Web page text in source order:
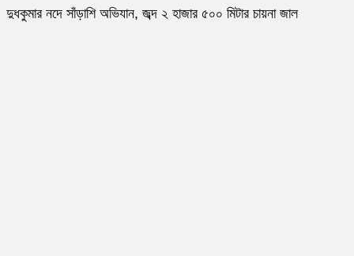
দুধকুমার নদে সাঁড়াশি অভিযান, জব্দ ২ হাজার ৫০০ মিটার চায়না জাল